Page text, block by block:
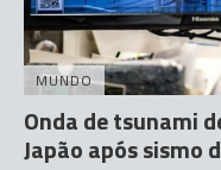
MUNDO
Onda de tsunami
Japão após sismo